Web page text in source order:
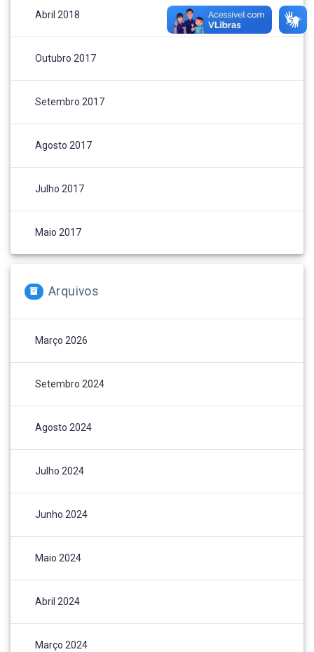
Abril 2018
Outubro 2017
Setembro 2017
Agosto 2017
Julho 2017
Maio 2017
Arquivos
Março 2026
Setembro 2024
Agosto 2024
Julho 2024
Junho 2024
Maio 2024
Abril 2024
Março 2024